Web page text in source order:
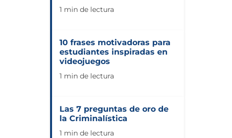
1 min de lectura
10 frases motivadoras para
estudiantes inspiradas en
videojuegos
1 min de lectura
Las 7 preguntas de oro de
la Criminalística
1 min de lectura